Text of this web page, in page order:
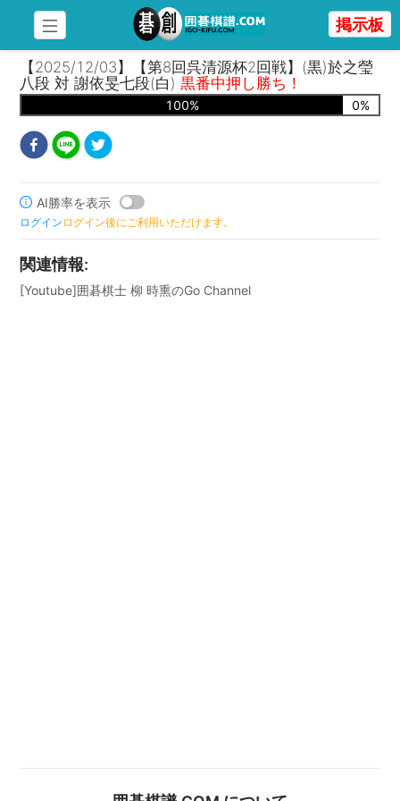
掲示板
【2025/12/03】【第8回呉清源杯2回戦】(黒)於之瑩
八段 対 謝依旻七段(白)黒番中押し勝ち！
100% 0%
AI勝率を表示
ログイン ログイン後にご利用いただけます。
関連情報:
[Youtube]囲碁棋士 柳 時熏のGo Channel